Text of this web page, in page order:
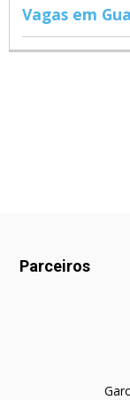
Vagas em
Parceiros